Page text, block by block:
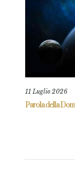
11 Luglio 2026
Parola della